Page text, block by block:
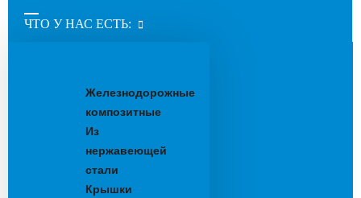
ЧТО У НАС ЕСТЬ:
Железнодорожные
композитные
Из
нержавеющей
стали
Крышки